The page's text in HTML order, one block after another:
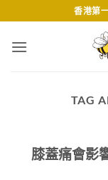
to
content
香港第
TAG
膝蓋痛會影